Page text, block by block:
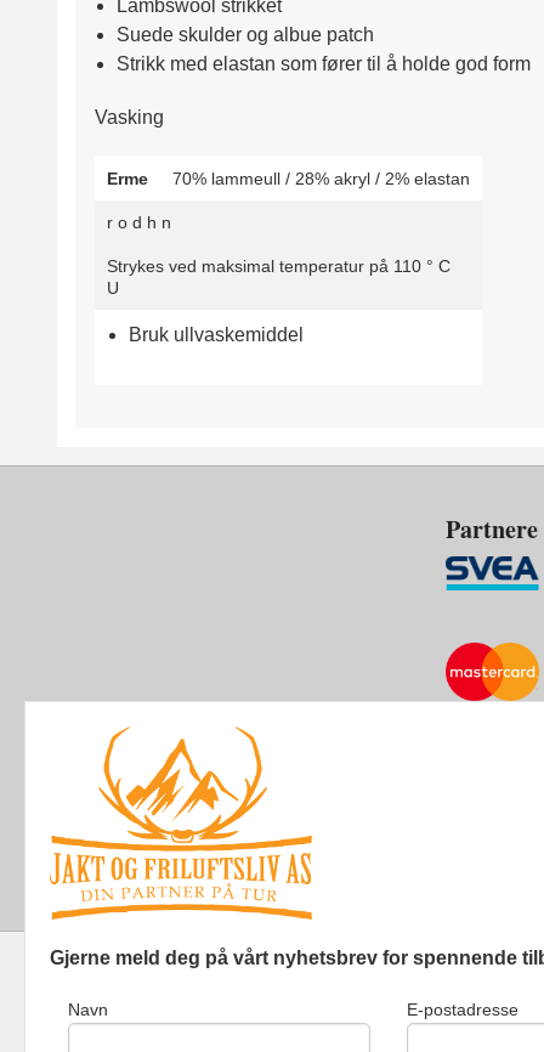
Lambswool strikket
Suede skulder og albue patch
Strikk med elastan som fører til å holde god form
Vasking
Erme 70% lammeull / 28% akryl / 2% elastan
r o d h n
Strykes ved maksimal temperatur på 110 ° C
U
Bruk ullvaskemiddel
Partnere
Gjerne meld deg på vårt nyhetsbrev for spennende
Navn E-postadresse